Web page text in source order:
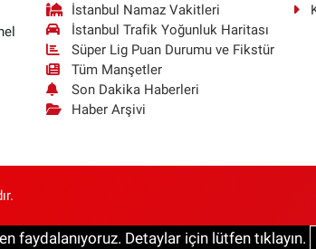
İstanbul Namaz Vakitleri
İstanbul Trafik Yoğunluk Haritası
Süper Lig Puan Durumu ve Fikstür
Tüm Manşetler
Son Dakika Haberleri
Haber Arşivi
faydalanıyoruz. Detaylar için lütfen tıklayın.